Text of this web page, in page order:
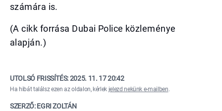
számára is.
(A cikk forrása Dubai Police közleménye
alapján.)
UTOLSÓ FRISSÍTÉS:2025. 11. 17 20:42
Ha hibát találsz ezen az oldalon, kérlek jelezd nekünk e-mailben.
SZERZŐ: EGRI ZOLTÁN